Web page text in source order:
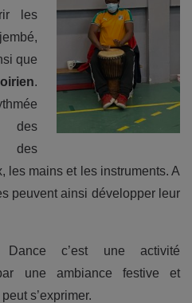
les
que
.
des
des
les mains et les instruments. A
peuvent ainsi développer leur
Dance c’est une activité
une ambiance festive et
s’exprimer.